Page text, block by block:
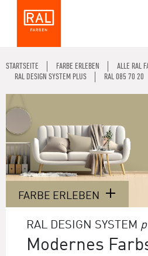
STARTSEITE FARBE ERLEBEN
ALLE RAL
RAL DESIGN SYSTEM PLUS
RAL 085 70 20
FARBE ERLEBEN
RAL DESIGN SYSTEM
Modernes